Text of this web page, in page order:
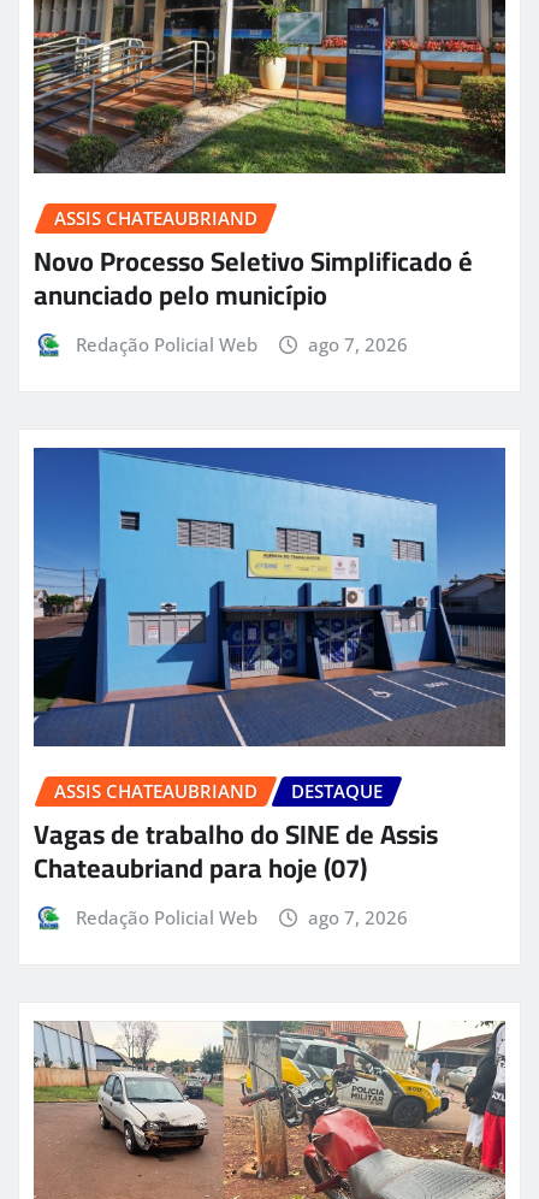
ASSIS CHATEAUBRIAND
Novo Processo Seletivo Simplificado é
anunciado pelo município
Redação Policial Web ago 7, 2026
ASSIS CHATEAUBRIAND DESTAQUE
Vagas de trabalho do SINE de Assis
Chateaubriand para hoje (07)
Redação Policial Web ago 7, 2026